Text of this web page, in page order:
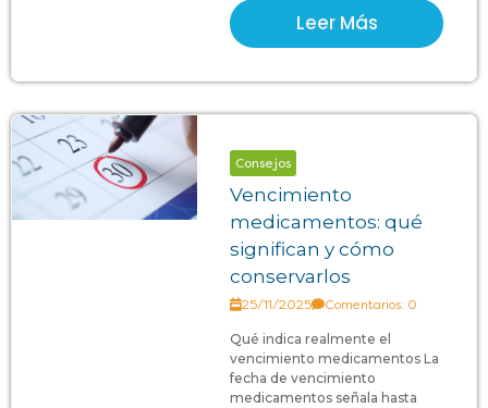
Leer Más
Consejos
Vencimiento
medicamentos: qué
significan y cómo
conservarlos
25/11/2025 Comentarios: 0
Qué indica realmente el
vencimiento medicamentos La
fecha de vencimiento
medicamentos señala hasta